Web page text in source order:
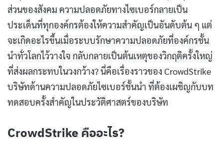
ส่วนของสังคม ความปลอดภัยทางไซเบอร์กลายเป็น
ประเด็นที่ทุกองค์กรต้องให้ความสำคัญเป็นอันดับต้น ๆ แต่
จะเกิดอะไรขึ้นเมื่อระบบรักษาความปลอดภัยที่องค์กรชั้น
นำทั่วโลกไว้วางใจ กลับกลายเป็นต้นเหตุของวิกฤติครั้งใหญ่
ที่ส่งผลกระทบในวงกว้าง? นี่คือเรื่องราวของ CrowdStrike
บริษัทด้านความปลอดภัยไซเบอร์ชั้นนำ ที่ต้องเผชิญกับบท
ทดสอบครั้งสำคัญในประวัติศาสตร์ของบริษัท
CrowdStrike คืออะไร?